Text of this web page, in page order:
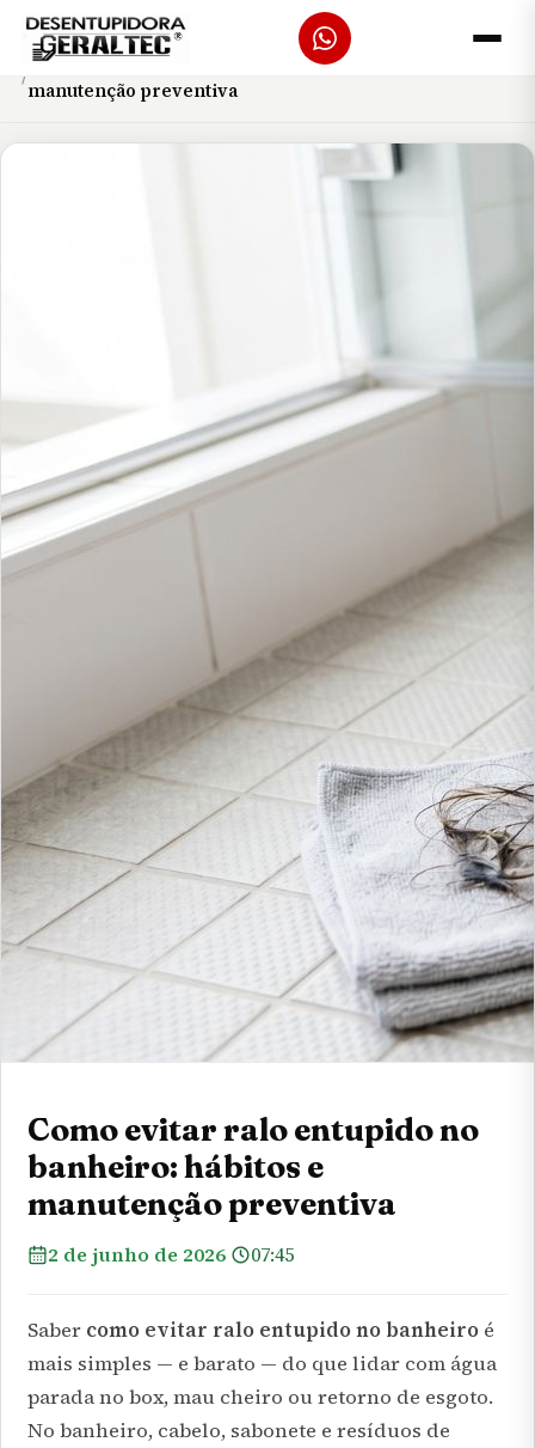
Início Blog
Como evitar ralo entupido no banheiro: hábitos e
manutenção preventiva
Como evitar ralo entupido no
banheiro: hábitos e
manutenção preventiva
2 de junho de 2026 07:45
Saber como evitar ralo entupido no banheiro é
mais simples — e barato — do que lidar com água
parada no box, mau cheiro ou retorno de esgoto.
No banheiro, cabelo, sabonete e resíduos de